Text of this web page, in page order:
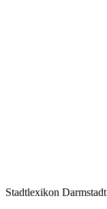
Stadtlexikon Darmstadt